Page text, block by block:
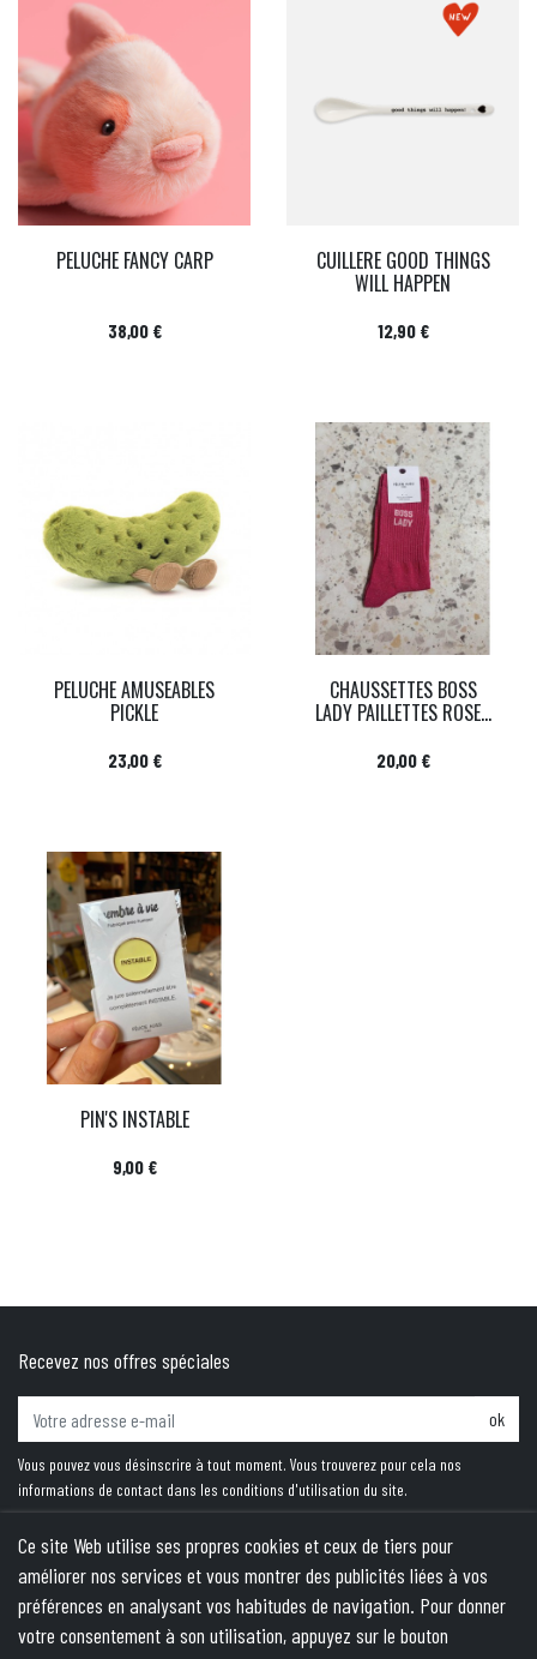
PELUCHE FANCY CARP
Prix
38,00 €
CUILLERE GOOD THINGS
WILL HAPPEN
Prix
12,90 €
PELUCHE AMUSEABLES
PICKLE
Prix
23,00 €
CHAUSSETTES BOSS
LADY PAILLETTES ROSE...
Prix
20,00 €
PIN'S INSTABLE
Prix
9,00 €
Recevez nos offres spéciales
ok
Vous pouvez vous désinscrire à tout moment. Vous trouverez pour cela nos
informations de contact dans les conditions d'utilisation du site.
PRODUITS
NOTRE SOCIÉTÉ
Ce site Web utilise ses propres cookies et ceux de tiers pour
améliorer nos services et vous montrer des publicités liées à vos
préférences en analysant vos habitudes de navigation. Pour donner
votre consentement à son utilisation, appuyez sur le bouton